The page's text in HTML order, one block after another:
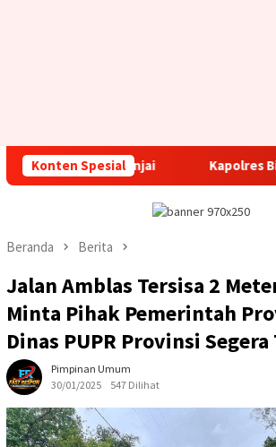
Konten Spesial
Binjai Kapolres Binjai Rajut
Beranda Berita
Jalan Amblas Tersisa 2
Minta Pihak Pemerintah
Dinas PUPR Provinsi Segera
Pimpinan Umum
30/01/2025
547 Dilihat